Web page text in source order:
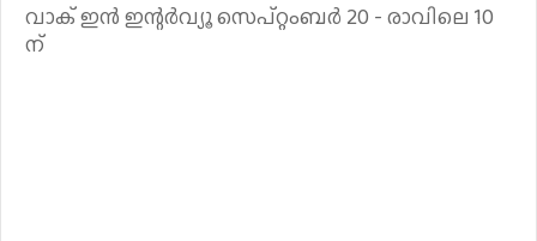
വാക് ഇന്‍ ഇന്റര്‍വ്യൂ സെപ്റ്റംബര്‍ 20 - രാവിലെ 10
ന്